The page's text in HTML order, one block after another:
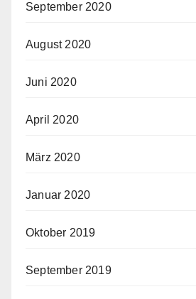
September 2020
August 2020
Juni 2020
April 2020
März 2020
Januar 2020
Oktober 2019
September 2019